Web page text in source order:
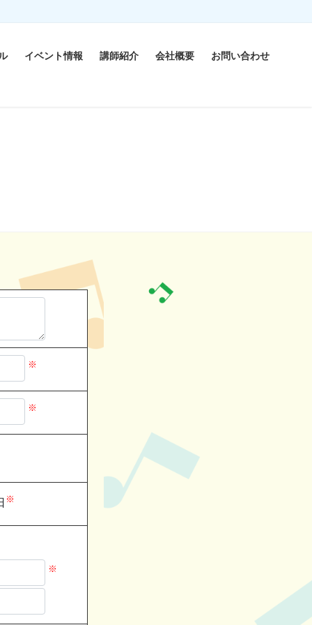
イベント情報 講師紹介 会社概要 お問い合わせ
※
※
※
※